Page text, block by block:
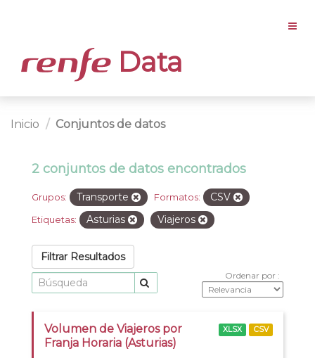
Data
Inicio Conjuntos de datos
2 conjuntos de datos encontrados
Grupos: Transporte Formatos: CSV
Etiquetas: Asturias Viajeros
Filtrar Resultados
Ordenar por
Volumen de Viajeros por
Franja Horaria (Asturias)
XLSX CSV